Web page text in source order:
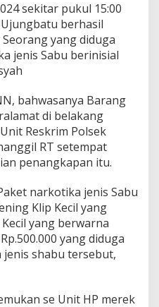
.
sekitar pukul 15:00
berhasil
yang diduga
jenis Sabu berinisial
bahwasanya Barang
di belakang
Reskrim Polsek
RT setempat
penangkapan itu.
narkotika jenis Sabu
Klip Kecil yang
yang berwarna
yang diduga
shabu tersebut,
se Unit HP merek